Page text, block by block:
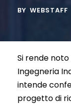
BY WEBSTAFF
Si rende
Ingegneria
intende
progetto di